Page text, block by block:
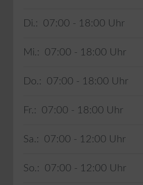
Di.: 07:00 - 18:00
Mi.: 07:00 - 18:00
Do.: 07:00 - 18:00
Fr.: 07:00 - 18:00
Sa.: 07:00 - 12:00
So.: 07:00 - 12:00